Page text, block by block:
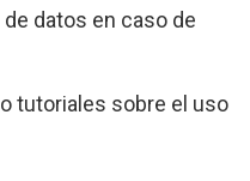
datos en caso de
tutoriales sobre el uso